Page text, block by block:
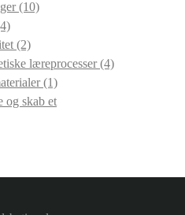
(10)
(2)
læreprocesser(4)
(1)
og skab et